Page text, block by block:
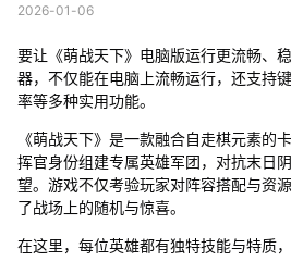
2026-01-06
要让《萌战天下》电脑版运行更流畅、
器，不仅能在电脑上流畅运行，还支持
率等多种实用功能。
《萌战天下》是一款融合自走棋元素的
挥官身份组建专属英雄军团，对抗末日
望。游戏不仅考验玩家对阵容搭配与资
了战场上的随机与惊喜。
在这里，每位英雄都有独特技能与特质